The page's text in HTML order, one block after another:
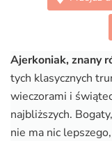
Ajerkoniak, znany
tych klasycznych
wieczorami i
najbliższych.
nie ma nic